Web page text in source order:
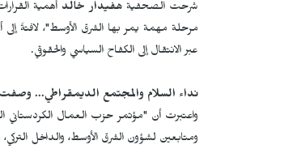
شرحت الصحفية هفيدار خالد أهمية
مرحلة مهمة يمر بها الشرق الأوسط"، لافتةً إلى
عبر الانتقال إلى الكفاح السياسي والحقوقي.
نداء السلام والمجتمع الديمقراطي... وصفت
واعتبرت أن "مؤتمر حزب العمال الكردستاني
ومتابعين لشؤون الشرق الأوسط، والداخل